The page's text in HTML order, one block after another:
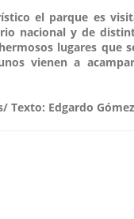
el parque es
nacional y de
lugares que
vienen a
Texto: Edgardo Gómez